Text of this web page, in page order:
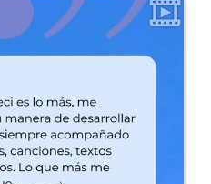
8
students destacadas en los
grupos Intermediate.
en inglés y se prepara para
límites. Para ella, el inglés no es